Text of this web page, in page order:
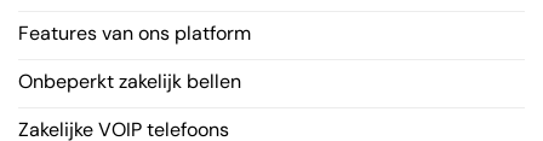
Features van ons platform
Onbeperkt zakelijk bellen
Zakelijke VOIP telefoons